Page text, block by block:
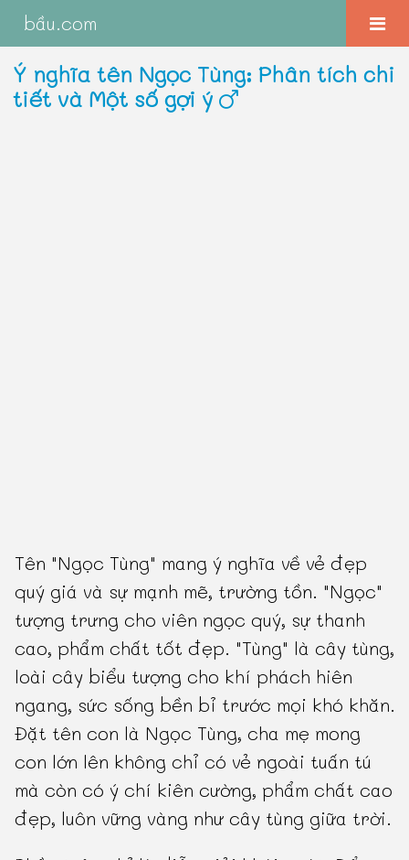
bầu.com
Ý nghĩa tên Ngọc Tùng: Phân tích chi
tiết và Một số gợi ý
Tên "Ngọc Tùng" mang ý nghĩa về vẻ đẹp
quý giá và sự mạnh mẽ, trường tồn. "Ngọc"
tượng trưng cho viên ngọc quý, sự thanh
cao, phẩm chất tốt đẹp. "Tùng" là cây tùng,
loài cây biểu tượng cho khí phách hiên
ngang, sức sống bền bỉ trước mọi khó khăn.
Đặt tên con là Ngọc Tùng, cha mẹ mong
con lớn lên không chỉ có vẻ ngoài tuấn tú
mà còn có ý chí kiên cường, phẩm chất cao
đẹp, luôn vững vàng như cây tùng giữa trời.